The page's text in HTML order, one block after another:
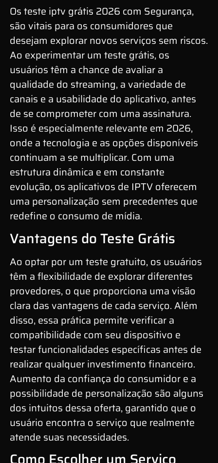
Os teste iptv grátis 2026 com Segurança,
são vitais para os consumidores que
desejam explorar novos serviços sem riscos.
Ao experimentar um teste grátis, os
usuários têm a chance de avaliar a
qualidade do streaming, a variedade de
canais e a usabilidade do aplicativo, antes
de se comprometer com uma assinatura.
Isso é especialmente relevante em 2026,
onde a tecnologia e as opções disponíveis
continuam a se multiplicar. Com uma
estrutura dinâmica e em constante
evolução, os aplicativos de IPTV oferecem
uma personalização sem precedentes que
redefine o consumo de mídia.
Vantagens do Teste Grátis
Ao optar por um teste gratuito, os usuários
têm a flexibilidade de explorar diferentes
provedores, o que proporciona uma visão
clara das vantagens de cada serviço. Além
disso, essa prática permite verificar a
compatibilidade com seu dispositivo e
testar funcionalidades específicas antes de
realizar qualquer investimento financeiro.
Aumento da confiança do consumidor e a
possibilidade de personalização são alguns
dos intuitos dessa oferta, garantido que o
usuário encontra o serviço que realmente
atende suas necessidades.